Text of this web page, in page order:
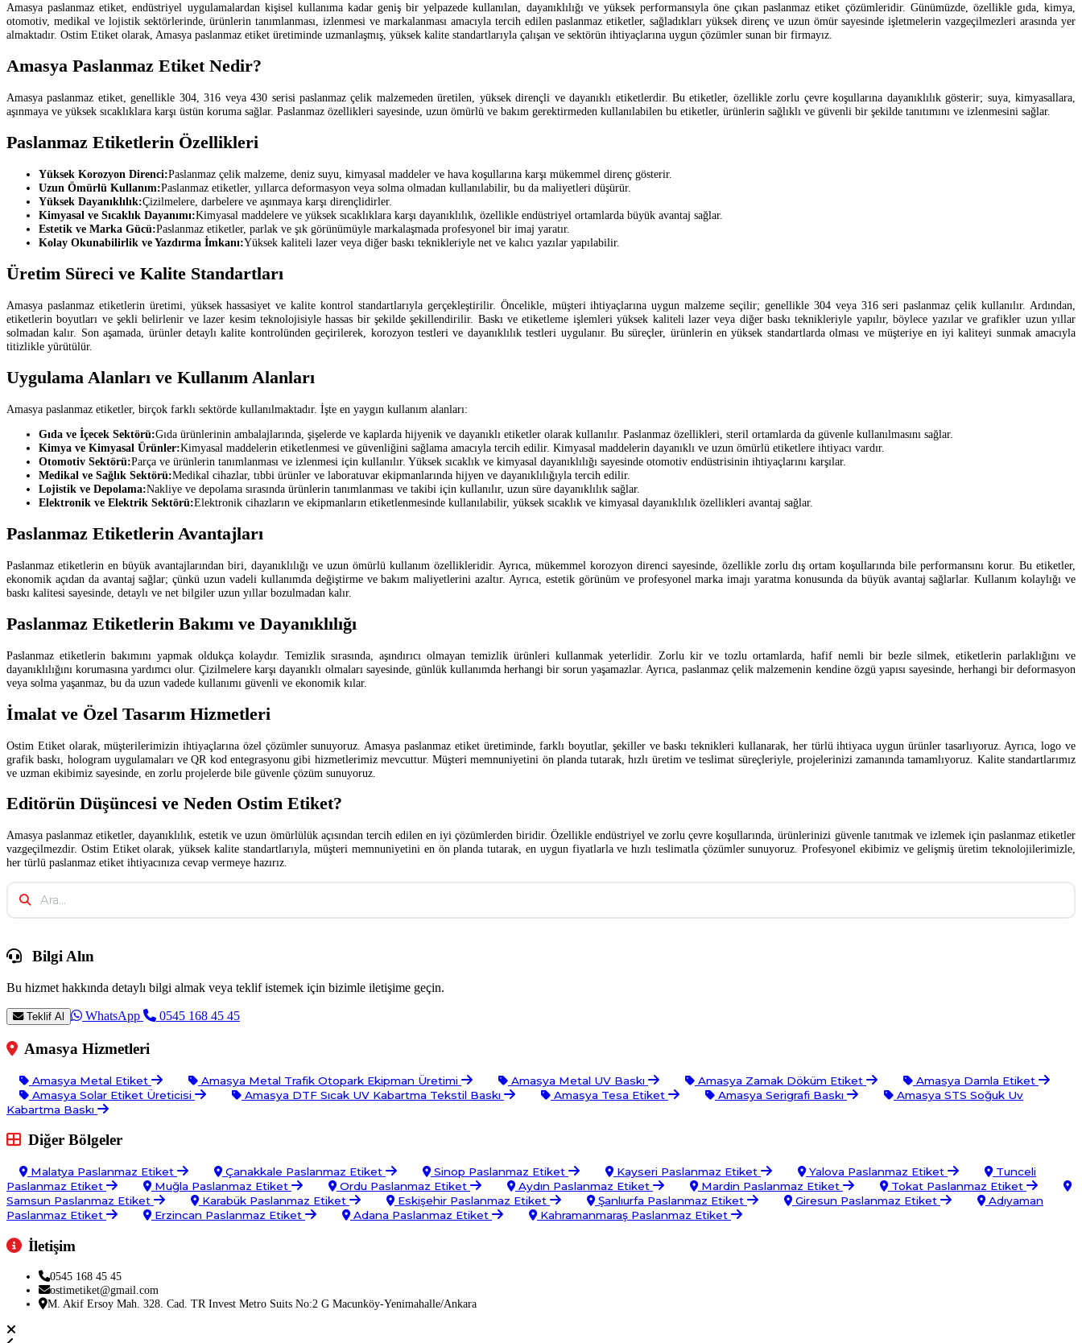
Amasya paslanmaz etiket, endüstriyel uygulamalardan kişisel kullanıma kadar geniş bir yelpazede kullanılan, dayanıklılığı ve yüksek performansıyla öne çıkan paslanmaz etiket çözümleridir. Günümüzde, özellikle gıda, kimya,
otomotiv, medikal ve lojistik sektörlerinde, ürünlerin tanımlanması, izlenmesi ve markalanması amacıyla tercih edilen paslanmaz etiketler, sağladıkları yüksek direnç ve uzun ömür sayesinde işletmelerin vazgeçilmezleri arasında yer
almaktadır. Ostim Etiket olarak, Amasya paslanmaz etiket üretiminde uzmanlaşmış, yüksek kalite standartlarıyla çalışan ve sektörün ihtiyaçlarına uygun çözümler sunan bir firmayız.
Amasya Paslanmaz Etiket Nedir?
Amasya paslanmaz etiket, genellikle 304, 316 veya 430 serisi paslanmaz çelik malzemeden üretilen, yüksek dirençli ve dayanıklı etiketlerdir. Bu etiketler, özellikle zorlu çevre koşullarına dayanıklılık gösterir; suya, kimyasallara,
aşınmaya ve yüksek sıcaklıklara karşı üstün koruma sağlar. Paslanmaz özellikleri sayesinde, uzun ömürlü ve bakım gerektirmeden kullanılabilen bu etiketler, ürünlerin sağlıklı ve güvenli bir şekilde tanıtımını ve izlenmesini sağlar.
Paslanmaz Etiketlerin Özellikleri
Yüksek Korozyon Direnci:Paslanmaz çelik malzeme, deniz suyu, kimyasal maddeler ve hava koşullarına karşı mükemmel direnç gösterir.
Uzun Ömürlü Kullanım:Paslanmaz etiketler, yıllarca deformasyon veya solma olmadan kullanılabilir, bu da maliyetleri düşürür.
Yüksek Dayanıklılık:Çizilmelere, darbelere ve aşınmaya karşı dirençlidirler.
Kimyasal ve Sıcaklık Dayanımı:Kimyasal maddelere ve yüksek sıcaklıklara karşı dayanıklılık, özellikle endüstriyel ortamlarda büyük avantaj sağlar.
Estetik ve Marka Gücü:Paslanmaz etiketler, parlak ve şık görünümüyle markalaşmada profesyonel bir imaj yaratır.
Kolay Okunabilirlik ve Yazdırma İmkanı:Yüksek kaliteli lazer veya diğer baskı teknikleriyle net ve kalıcı yazılar yapılabilir.
Üretim Süreci ve Kalite Standartları
Amasya paslanmaz etiketlerin üretimi, yüksek hassasiyet ve kalite kontrol standartlarıyla gerçekleştirilir. Öncelikle, müşteri ihtiyaçlarına uygun malzeme seçilir; genellikle 304 veya 316 seri paslanmaz çelik kullanılır. Ardından,
etiketlerin boyutları ve şekli belirlenir ve lazer kesim teknolojisiyle hassas bir şekilde şekillendirilir. Baskı ve etiketleme işlemleri yüksek kaliteli lazer veya diğer baskı teknikleriyle yapılır, böylece yazılar ve grafikler uzun yıllar
solmadan kalır. Son aşamada, ürünler detaylı kalite kontrolünden geçirilerek, korozyon testleri ve dayanıklılık testleri uygulanır. Bu süreçler, ürünlerin en yüksek standartlarda olması ve müşteriye en iyi kaliteyi sunmak amacıyla
titizlikle yürütülür.
Uygulama Alanları ve Kullanım Alanları
Amasya paslanmaz etiketler, birçok farklı sektörde kullanılmaktadır. İşte en yaygın kullanım alanları:
Gıda ve İçecek Sektörü:Gıda ürünlerinin ambalajlarında, şişelerde ve kaplarda hijyenik ve dayanıklı etiketler olarak kullanılır. Paslanmaz özellikleri, steril ortamlarda da güvenle kullanılmasını sağlar.
Kimya ve Kimyasal Ürünler:Kimyasal maddelerin etiketlenmesi ve güvenliğini sağlama amacıyla tercih edilir. Kimyasal maddelerin dayanıklı ve uzun ömürlü etiketlere ihtiyacı vardır.
Otomotiv Sektörü:Parça ve ürünlerin tanımlanması ve izlenmesi için kullanılır. Yüksek sıcaklık ve kimyasal dayanıklılığı sayesinde otomotiv endüstrisinin ihtiyaçlarını karşılar.
Medikal ve Sağlık Sektörü:Medikal cihazlar, tıbbi ürünler ve laboratuvar ekipmanlarında hijyen ve dayanıklılığıyla tercih edilir.
Lojistik ve Depolama:Nakliye ve depolama sırasında ürünlerin tanımlanması ve takibi için kullanılır, uzun süre dayanıklılık sağlar.
Elektronik ve Elektrik Sektörü:Elektronik cihazların ve ekipmanların etiketlenmesinde kullanılabilir, yüksek sıcaklık ve kimyasal dayanıklılık özellikleri avantaj sağlar.
Paslanmaz Etiketlerin Avantajları
Paslanmaz etiketlerin en büyük avantajlarından biri, dayanıklılığı ve uzun ömürlü kullanım özellikleridir. Ayrıca, mükemmel korozyon direnci sayesinde, özellikle zorlu dış ortam koşullarında bile performansını korur. Bu etiketler,
ekonomik açıdan da avantaj sağlar; çünkü uzun vadeli kullanımda değiştirme ve bakım maliyetlerini azaltır. Ayrıca, estetik görünüm ve profesyonel marka imajı yaratma konusunda da büyük avantaj sağlarlar. Kullanım kolaylığı ve
baskı kalitesi sayesinde, detaylı ve net bilgiler uzun yıllar bozulmadan kalır.
Paslanmaz Etiketlerin Bakımı ve Dayanıklılığı
Paslanmaz etiketlerin bakımını yapmak oldukça kolaydır. Temizlik sırasında, aşındırıcı olmayan temizlik ürünleri kullanmak yeterlidir. Zorlu kir ve tozlu ortamlarda, hafif nemli bir bezle silmek, etiketlerin parlaklığını ve
dayanıklılığını korumasına yardımcı olur. Çizilmelere karşı dayanıklı olmaları sayesinde, günlük kullanımda herhangi bir sorun yaşamazlar. Ayrıca, paslanmaz çelik malzemenin kendine özgü yapısı sayesinde, herhangi bir deformasyon
veya solma yaşanmaz, bu da uzun vadede kullanımı güvenli ve ekonomik kılar.
İmalat ve Özel Tasarım Hizmetleri
Ostim Etiket olarak, müşterilerimizin ihtiyaçlarına özel çözümler sunuyoruz. Amasya paslanmaz etiket üretiminde, farklı boyutlar, şekiller ve baskı teknikleri kullanarak, her türlü ihtiyaca uygun ürünler tasarlıyoruz. Ayrıca, logo ve
grafik baskı, hologram uygulamaları ve QR kod entegrasyonu gibi hizmetlerimiz mevcuttur. Müşteri memnuniyetini ön planda tutarak, hızlı üretim ve teslimat süreçleriyle, projelerinizi zamanında tamamlıyoruz. Kalite standartlarımız
ve uzman ekibimiz sayesinde, en zorlu projelerde bile güvenle çözüm sunuyoruz.
Editörün Düşüncesi ve Neden Ostim Etiket?
Amasya paslanmaz etiketler, dayanıklılık, estetik ve uzun ömürlülük açısından tercih edilen en iyi çözümlerden biridir. Özellikle endüstriyel ve zorlu çevre koşullarında, ürünlerinizi güvenle tanıtmak ve izlemek için paslanmaz etiketler
vazgeçilmezdir. Ostim Etiket olarak, yüksek kalite standartlarıyla, müşteri memnuniyetini en ön planda tutarak, en uygun fiyatlarla ve hızlı teslimatla çözümler sunuyoruz. Profesyonel ekibimiz ve gelişmiş üretim teknolojilerimizle,
her türlü paslanmaz etiket ihtiyacınıza cevap vermeye hazırız.
Bilgi Alın
Bu hizmet hakkında detaylı bilgi almak veya teklif istemek için bizimle iletişime geçin.
Teklif Al WhatsApp 0545 168 45 45
Amasya Hizmetleri
Amasya Metal Etiket Amasya Metal Trafik Otopark Ekipman Üretimi Amasya Metal UV Baskı Amasya Zamak Döküm Etiket
Amasya Damla Etiket
Amasya Solar Etiket Üreticisi
Amasya DTF Sıcak UV Kabartma Tekstil Baskı Amasya Tesa Etiket Amasya Serigrafi Baskı
Amasya STS Soğuk Uv
Kabartma Baskı
Diğer Bölgeler
Malatya Paslanmaz Etiket Çanakkale Paslanmaz Etiket Sinop Paslanmaz Etiket Kayseri Paslanmaz Etiket Yalova Paslanmaz Etiket
Tunceli
Paslanmaz Etiket
Muğla Paslanmaz Etiket Ordu Paslanmaz Etiket Aydın Paslanmaz Etiket Mardin Paslanmaz Etiket
Tokat Paslanmaz Etiket
Samsun Paslanmaz Etiket
Karabük Paslanmaz Etiket Eskişehir Paslanmaz Etiket Şanlıurfa Paslanmaz Etiket Giresun Paslanmaz Etiket
Adıyaman
Paslanmaz Etiket
Erzincan Paslanmaz Etiket Adana Paslanmaz Etiket Kahramanmaraş Paslanmaz Etiket
İletişim
0545 168 45 45
ostimetiket@gmail.com
M. Akif Ersoy Mah. 328. Cad. TR Invest Metro Suits No:2 G Macunköy-Yenimahalle/Ankara